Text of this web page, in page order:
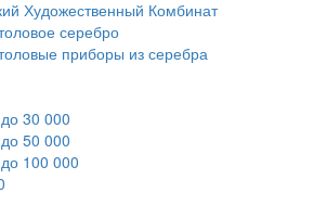
Художественный Комбинат
серебро
приборы из серебра
30 000
50 000
100 000